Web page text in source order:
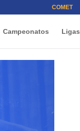
COMET
Campeonatos Ligas